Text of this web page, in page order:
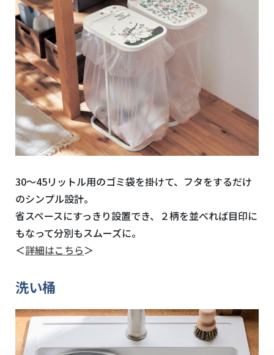
30～45リットル用のゴミ袋を掛けて、フタをするだけ
のシンプル設計。
省スペースにすっきり設置でき、２柄を並べれば目印に
もなって分別もスムーズに。
＜詳細はこちら＞
洗い桶